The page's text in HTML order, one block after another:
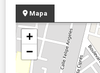
Mapa
+
−